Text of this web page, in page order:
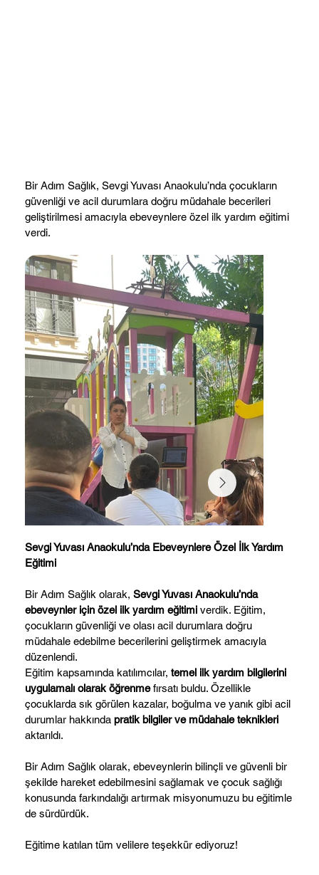
Bir Adım Sağlık, Sevgi Yuvası Anaokulu’nda çocukların
güvenliği ve acil durumlara doğru müdahale becerileri
geliştirilmesi amacıyla ebeveynlere özel ilk yardım eğitimi
verdi.
Sevgi Yuvası Anaokulu’nda Ebeveynlere Özel İlk Yardım
Eğitimi
Bir Adım Sağlık olarak,Sevgi Yuvası Anaokulu’nda
ebeveynler için özel ilk yardım eğitimi verdik. Eğitim,
çocukların güvenliği ve olası acil durumlara doğru
müdahale edebilme becerilerini geliştirmek amacıyla
düzenlendi.
Eğitim kapsamında katılımcılar,temel ilk yardım bilgilerini
uygulamalı olarak öğrenmefırsatı buldu. Özellikle
çocuklarda sık görülen kazalar, boğulma ve yanık gibi acil
durumlar hakkındapratik bilgiler ve müdahale teknikleri
aktarıldı.
Bir Adım Sağlık olarak, ebeveynlerin bilinçli ve güvenli bir
şekilde hareket edebilmesini sağlamak ve çocuk sağlığı
konusunda farkındalığı artırmak misyonumuzu bu eğitimle
de sürdürdük.
Eğitime katılan tüm velilere teşekkür ediyoruz!